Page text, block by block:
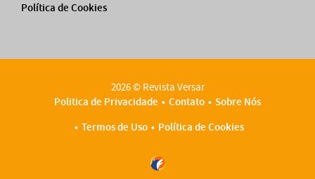
Política de Cookies
2026 © Revista Versar
Politica de Privacidade
Contato
Sobre Nós
Termos de Uso
Política de Cookies